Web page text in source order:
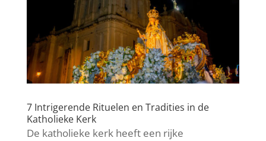
7 Intrigerende Rituelen en Tradities in de
Katholieke Kerk
De katholieke kerk heeft een rijke